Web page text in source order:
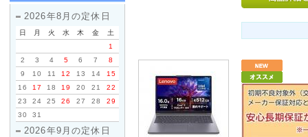
2026年8月の定休日
日 月 火 水 木 金
土
1
2
3 4 5 6 7
8
9
10 11 12 13 14
15
16
17 18 19 20 21
22
23
24 25 26 27 28
29
30
31
2026年9月の定休日
自動返信メール・お問い合わ
ざいますが、メールアドレス
それでも届かない場合は、電話